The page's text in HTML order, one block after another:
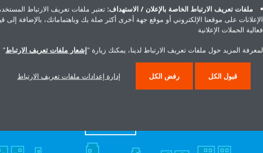
احصل على الاتجاهات
هل تريد مساعدة؟
ملفات تعريف الارتباط الخاصة بالإعلان / الاستهداف: تعتبر ملفات تعريف الارتباط
الإعلانات على موقعنا الإلكتروني أو موقع جهة أخرى أكثر صلة بك وباهتماماتك، بالإضافة إلى
فعالية الحملات الإعلانية
لمعرفة المزيد حول ملفات تعريف الارتباط لدينا، يمكنك زيارة "إشعار ملفات تعريف الارتباط"
قبول الكل رفض الكل إدارة إعدادات ملفات تعريف الارتباط